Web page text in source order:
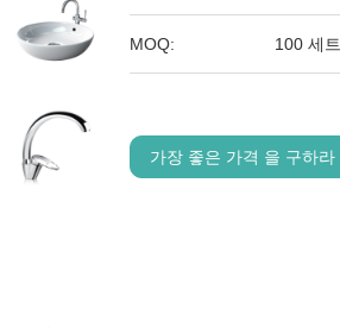
MOQ: 100 세트
가장 좋은 가격 을 구하라